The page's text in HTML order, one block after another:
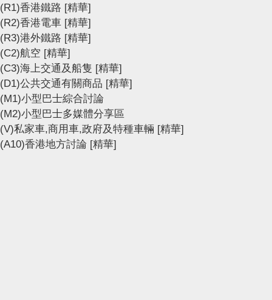
(R1)香港鐵路 [精華]
(R2)香港電車 [精華]
(R3)港外鐵路 [精華]
(C2)航空 [精華]
(C3)海上交通及船隻 [精華]
(D1)公共交通有關商品 [精華]
(M1)小型巴士綜合討論
(M2)小型巴士多媒體分享區
(V)私家車,商用車,政府及特種車輛 [精華]
(A10)香港地方討論 [精華]